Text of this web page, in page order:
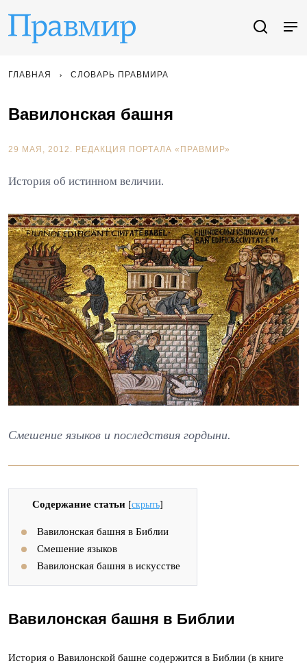
ГЛАВНАЯ СЛОВАРЬ ПРАВМИРА
Вавилонская башня
29 МАЯ, 2012. РЕДАКЦИЯ ПОРТАЛА «ПРАВМИР»
История об истинном величии.
Смешение языков и последствия гордыни.
Содержание статьи [скрыть]
Вавилонская башня в Библии
Смешение языков
Вавилонская башня в искусстве
Вавилонская башня в Библии
История о Вавилонской башне содержится в Библии (в книге